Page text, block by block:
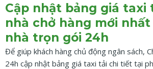
Cập nhật bảng giá taxi
nhà chở hàng mới
nhà trọn gói 24h
Để giúp khách hàng chủ động ngân sách,
24h cập nhật bảng giá taxi tải chi tiết tại